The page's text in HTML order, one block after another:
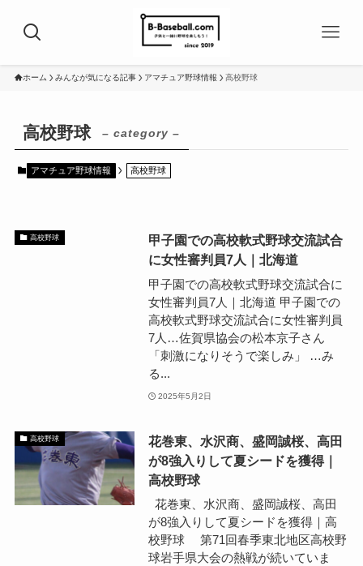
ホーム みんなが気になる記事 アマチュア野球情報 高校野球
高校野球 – category –
アマチュア野球情報 高校野球
高校野球
甲子園での高校軟式野球交流試合
に女性審判員7人｜北海道
甲子園での高校軟式野球交流試合に
女性審判員7人｜北海道 甲子園での
高校軟式野球交流試合に女性審判員
7人…佐賀県協会の松本京子さん
「刺激になりそうで楽しみ」 …み
る...
2025年5月2日
高校野球
花巻東、水沢商、盛岡誠桜、高田
が8強入りして夏シードを獲得｜
高校野球
花巻東、水沢商、盛岡誠桜、高田
が8強入りして夏シードを獲得｜高
校野球 第71回春季東北地区高校野
球岩手県大会の熱戦が続いていま